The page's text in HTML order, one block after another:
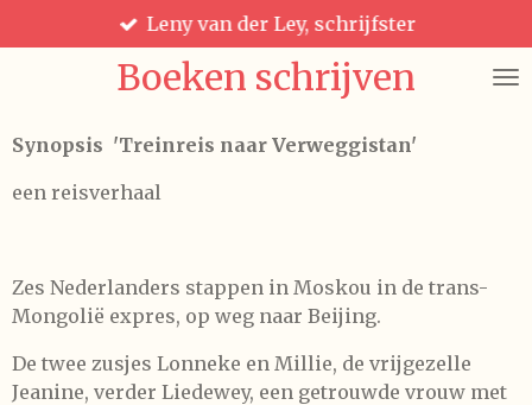
direct
hoofdinhoud
Boeken schrijven
Leny van der Ley, schrijfster
Synopsis 'Treinreis naar Verweggistan'
een reisverhaal
Zes Nederlanders stappen in Moskou in de trans-
Mongolië expres, op weg naar Beijing.
De twee zusjes Lonneke en Millie, de vrijgezelle
Jeanine, verder Liedewey, een getrouwde vrouw met